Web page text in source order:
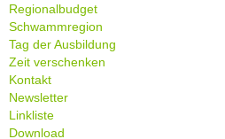
Regionalbudget
Schwammregion
Tag der Ausbildung
Zeit verschenken
Kontakt
Newsletter
Linkliste
Download